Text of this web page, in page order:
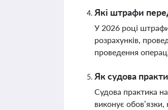
Які штрафи
У 2026 році
розрахунків,
проведення
Як судова
Судова практика
виконує